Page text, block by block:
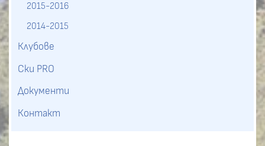
2015-2016
2014-2015
Клубове
Ски PRO
Документи
Контакт